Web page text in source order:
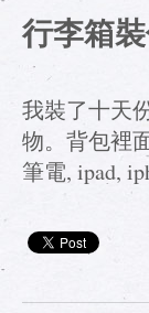
行李箱
我裝了十天
物。背包裡
筆電, ipad,